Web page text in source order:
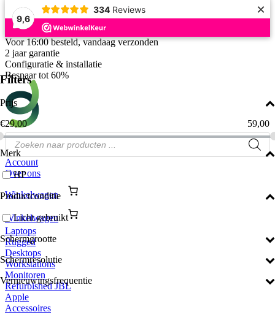
9,6
334 Reviews ×
Ga
naar
de
inhoud
Voor 16:00 besteld, vandaag verzonden
2 jaar garantie
Configuratie & installatie
Bespaar tot 60%
Producten
zoeken
Account
Over ons
Winkelwagen
Winkelwagen
Laptops
Rugged
Desktops
Workstations
Monitoren
Refurbished JBL
Apple
Accessoires
Filters
Prijs
€29,00 59,00
Merk
HP
Productconditie
Licht gebruikt
Schermgrootte
Schermresolutie
Vernieuwingsfrequentie